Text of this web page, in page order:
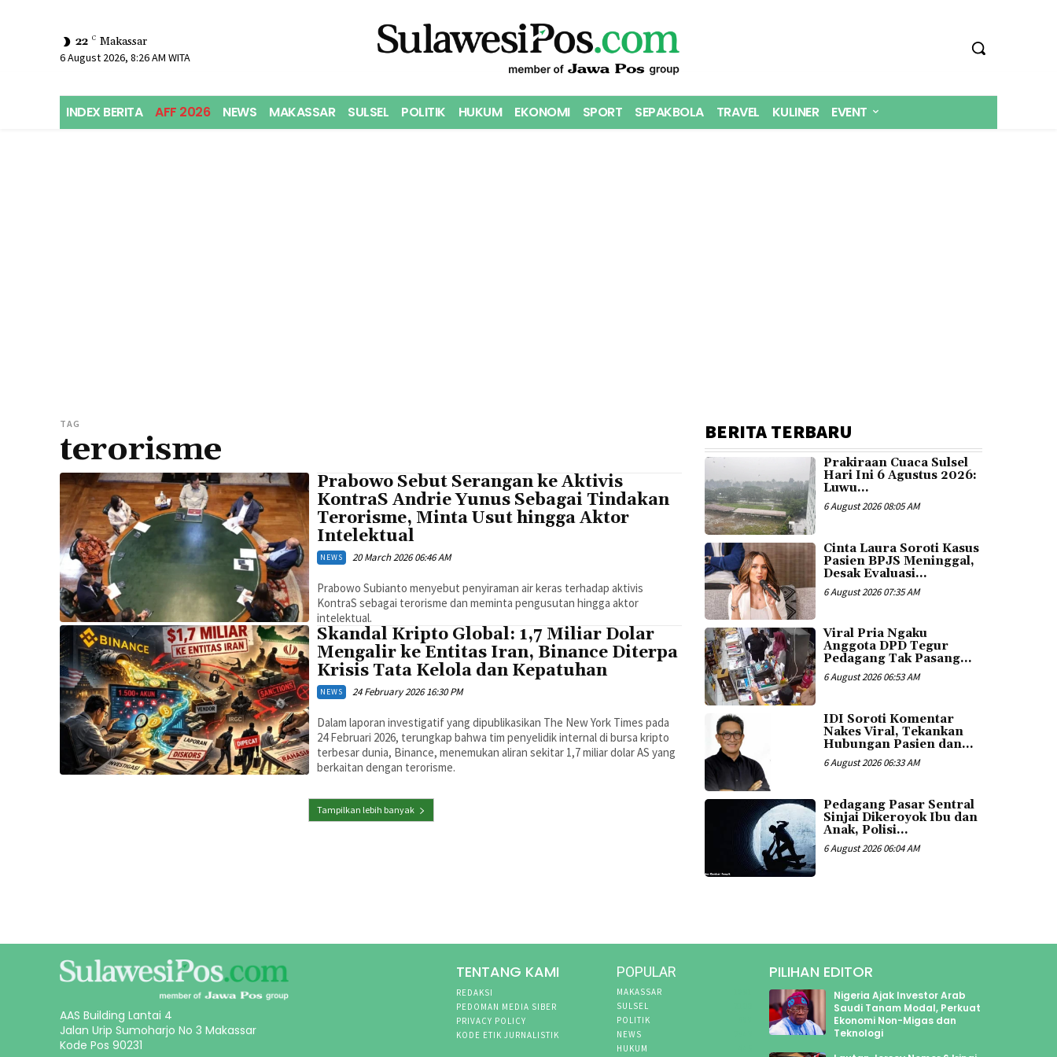
22 C Makassar
6 August 2026, 8:26 AM WITA
INDEX BERITA AFF 2026 NEWS MAKASSAR SULSEL POLITIK HUKUM EKONOMI SPORT SEPAKBOLA TRAVEL KULINER EVENT
TAG
terorisme
Prabowo Sebut Serangan ke Aktivis
KontraS Andrie Yunus Sebagai Tindakan
Terorisme, Minta Usut hingga Aktor
Intelektual
NEWS 20 March 2026 06:46 AM
Prabowo Subianto menyebut penyiraman air keras terhadap aktivis
KontraS sebagai terorisme dan meminta pengusutan hingga aktor
intelektual.
Skandal Kripto Global: 1,7 Miliar Dolar
Mengalir ke Entitas Iran, Binance Diterpa
Krisis Tata Kelola dan Kepatuhan
NEWS 24 February 2026 16:30 PM
Dalam laporan investigatif yang dipublikasikan The New York Times pada
24 Februari 2026, terungkap bahwa tim penyelidik internal di bursa kripto
terbesar dunia, Binance, menemukan aliran sekitar 1,7 miliar dolar AS yang
berkaitan dengan terorisme.
Tampilkan lebih banyak
BERITA TERBARU
Prakiraan Cuaca Sulsel
Hari Ini 6 Agustus 2026:
Luwu...
6 August 2026 08:05 AM
Cinta Laura Soroti Kasus
Pasien BPJS Meninggal,
Desak Evaluasi...
6 August 2026 07:35 AM
Viral Pria Ngaku
Anggota DPD Tegur
Pedagang Tak Pasang...
6 August 2026 06:53 AM
IDI Soroti Komentar
Nakes Viral, Tekankan
Hubungan Pasien dan...
6 August 2026 06:33 AM
Pedagang Pasar Sentral
Sinjai Dikeroyok Ibu dan
Anak, Polisi...
6 August 2026 06:04 AM
AAS Building Lantai 4
Jalan Urip Sumoharjo No 3 Makassar
Kode Pos 90231
TENTANG KAMI
REDAKSI
PEDOMAN MEDIA SIBER
PRIVACY POLICY
KODE ETIK JURNALISTIK
POPULAR
MAKASSAR
SULSEL
POLITIK
NEWS
HUKUM
PILIHAN EDITOR
Nigeria Ajak Investor Arab
Saudi Tanam Modal, Perkuat
Ekonomi Non-Migas dan
Teknologi